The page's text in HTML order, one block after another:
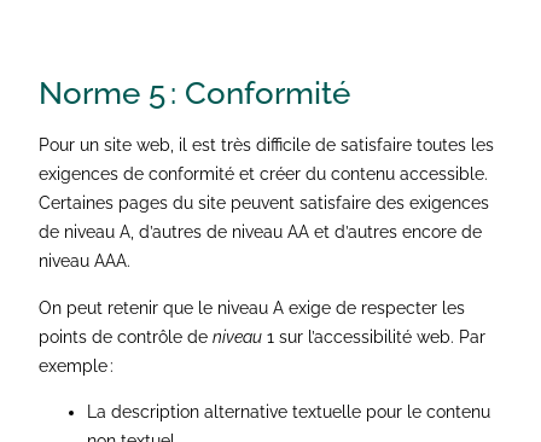
Norme 5 : Conformité
Pour un site web, il est très difficile de satisfaire toutes les
exigences de conformité et créer du contenu accessible.
Certaines pages du site peuvent satisfaire des exigences
de niveau A, d’autres de niveau AA et d’autres encore de
niveau AAA.
On peut retenir que le niveau A exige de respecter les
points de contrôle deniveau 1 sur l’accessibilité web. Par
exemple :
La description alternative textuelle pour le contenu